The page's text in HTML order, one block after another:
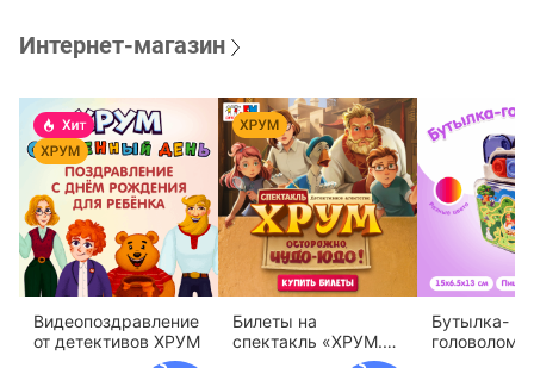
Интернет-магазин
Видеопоздравление
от детективов ХРУМ
Билеты на
спектакль «ХРУМ.
Осторожно, Чудо-
Бутылка-